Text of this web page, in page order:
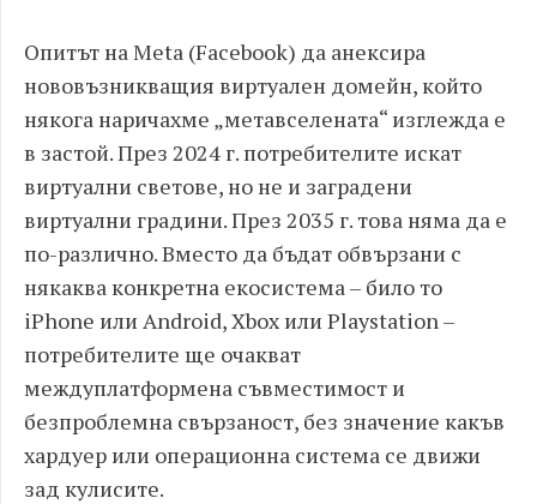
Опитът на Meta (Facebook) да анексира
нововъзникващия виртуален домейн, който
някога наричахме „метавселената“ изглежда е
в застой. През 2024 г. потребителите искат
виртуални светове, но не и заградени
виртуални градини. През 2035 г. това няма да е
по-различно. Вместо да бъдат обвързани с
някаква конкретна екосистема – било то
iPhone или Android, Xbox или Playstation –
потребителите ще очакват
междуплатформена съвместимост и
безпроблемна свързаност, без значение какъв
хардуер или операционна система се движи
зад кулисите.